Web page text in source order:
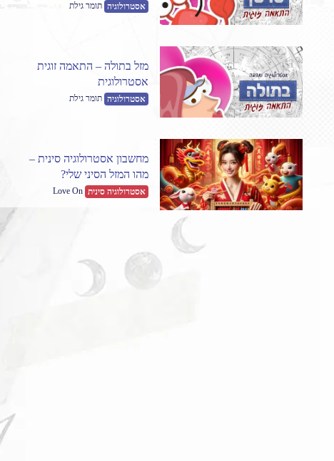
אסטרולוגיה תומר גילת
מזל בתולה – התאמה זוגית
אסטרולוגית
אסטרולוגיה תומר גילת
מחשבון אסטרולוגיה סינית –
מהו המזל הסיני שלי?
אסטרולוגיה סינית Love On